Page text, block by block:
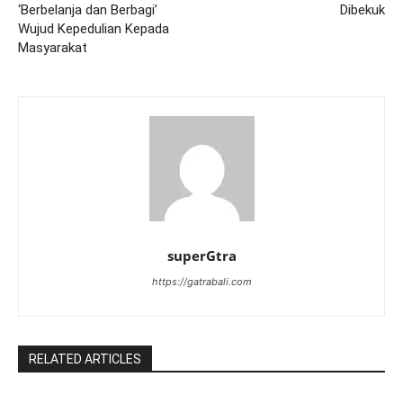
‘Berbelanja dan Berbagi’
Wujud Kepedulian Kepada
Masyarakat
Dibekuk
superGtra
https://gatrabali.com
RELATED ARTICLES